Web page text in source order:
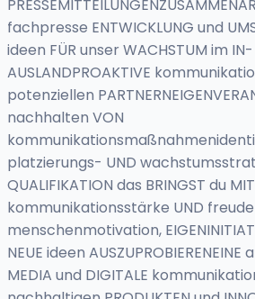
fachpresse ENTWICKLUNG und
ideen FÜR unser WACHSTUM im
AUSLANDPROAKTIVE
potenziellen
nachhalten VON
platzierungs- UND
QUALIFIKATION das BRINGST du
kommunikationsstärke UND
menschenmotivation,
NEUE ideen
MEDIA und DIGITALE